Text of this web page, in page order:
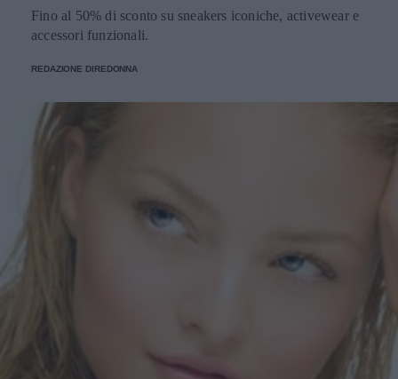
Fino al 50% di sconto su sneakers iconiche, activewear e
accessori funzionali.
REDAZIONE DIREDONNA